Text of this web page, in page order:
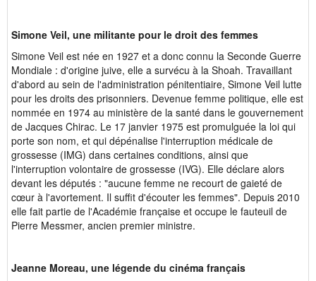
Simone Veil, une militante pour le droit des femmes
Simone Veil est née en 1927 et a donc connu la Seconde Guerre
Mondiale : d'origine juive, elle a survécu à la Shoah. Travaillant
d'abord au sein de l'administration pénitentiaire, Simone Veil lutte
pour les droits des prisonniers. Devenue femme politique, elle est
nommée en 1974 au ministère de la santé dans le gouvernement
de Jacques Chirac. Le 17 janvier 1975 est promulguée la loi qui
porte son nom, et qui dépénalise l'interruption médicale de
grossesse (IMG) dans certaines conditions, ainsi que
l'interruption volontaire de grossesse (IVG). Elle déclare alors
devant les députés : "aucune femme ne recourt de gaieté de
cœur à l'avortement. Il suffit d'écouter les femmes". Depuis 2010
elle fait partie de l'Académie française et occupe le fauteuil de
Pierre Messmer, ancien premier ministre.
Jeanne Moreau, une légende du cinéma français